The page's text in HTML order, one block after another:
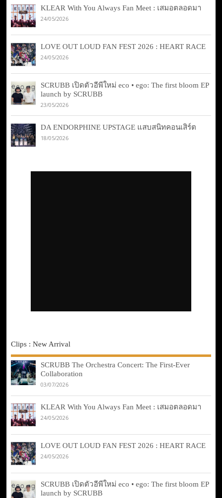
KLEAR With You Always Fan Meet : เสมอตลอดมา
24/05/2026
LOVE OUT LOUD FAN FEST 2026 : HEART RACE
24/05/2026
SCRUBB เปิดตัวอีพีใหม่ eco • ego: The first bloom EP
launch by SCRUBB
23/05/2026
DA ENDORPHINE UPSTAGE แสบสนิทคอนเสิร์ต
18/05/2026
Clips : New Arrival
SCRUBB The Orchestra Concert: The First-Ever
Collaboration
03/07/2026
KLEAR With You Always Fan Meet : เสมอตลอดมา
24/05/2026
LOVE OUT LOUD FAN FEST 2026 : HEART RACE
24/05/2026
SCRUBB เปิดตัวอีพีใหม่ eco • ego: The first bloom EP
launch by SCRUBB